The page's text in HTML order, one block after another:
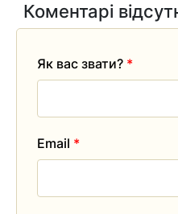
Коментарі
Як вас звати? *
Email *